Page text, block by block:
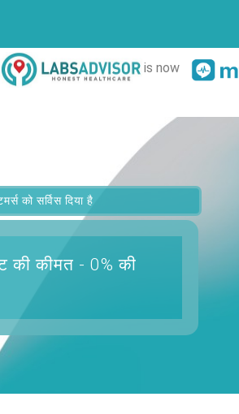
is now
को सर्विस दिया है
की कीमत - 0% की